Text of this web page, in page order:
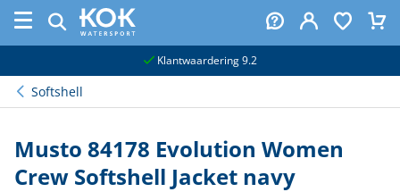
Klantwaardering 9.2
Softshell
Musto 84178 Evolution Women
Crew Softshell Jacket navy